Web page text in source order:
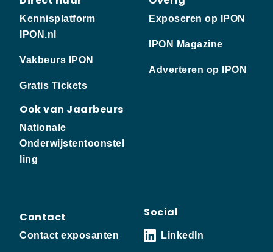
Kennisplatform
IPON.nl
Vakbeurs IPON
Gratis Tickets
Ook van Jaarbeurs
Nationale
Onderwijstentoonstel
ling
Exposeren op IPON
IPON Magazine
Adverteren op IPON
Contact
Contact exposanten
Social
LinkedIn